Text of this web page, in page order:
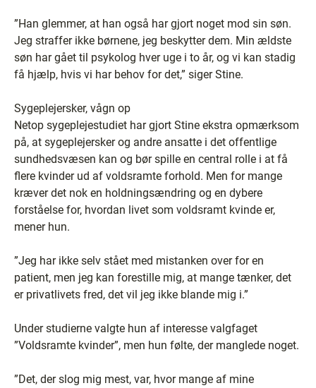
”Han glemmer, at han også har gjort noget mod sin søn.
Jeg straffer ikke børnene, jeg beskytter dem. Min ældste
søn har gået til psykolog hver uge i to år, og vi kan stadig
få hjælp, hvis vi har behov for det,” siger Stine.
Sygeplejersker, vågn op
Netop sygeplejestudiet har gjort Stine ekstra opmærksom
på, at sygeplejersker og andre ansatte i det offentlige
sundhedsvæsen kan og bør spille en central rolle i at få
flere kvinder ud af voldsramte forhold. Men for mange
kræver det nok en holdningsændring og en dybere
forståelse for, hvordan livet som voldsramt kvinde er,
mener hun.
”Jeg har ikke selv stået med mistanken over for en
patient, men jeg kan forestille mig, at mange tænker, det
er privatlivets fred, det vil jeg ikke blande mig i.”
Under studierne valgte hun af interesse valgfaget
”Voldsramte kvinder”, men hun følte, der manglede noget.
”Det, der slog mig mest, var, hvor mange af mine